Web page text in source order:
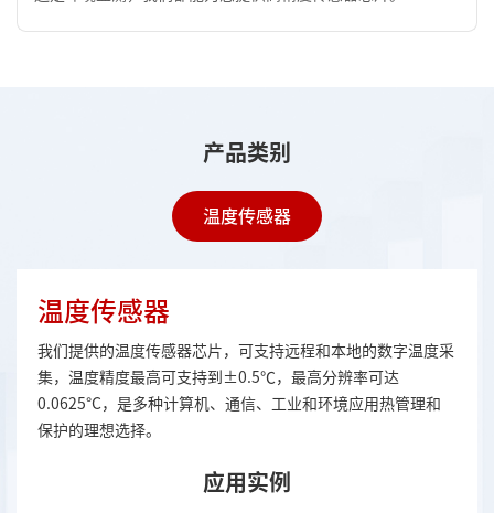
产品类别
温度传感器
温度传感器
我们提供的温度传感器芯片，可支持远程和本地的数字温度采
集，温度精度最高可支持到±0.5℃，最高分辨率可达
0.0625°C，是多种计算机、通信、工业和环境应用热管理和
保护的理想选择。
应用实例